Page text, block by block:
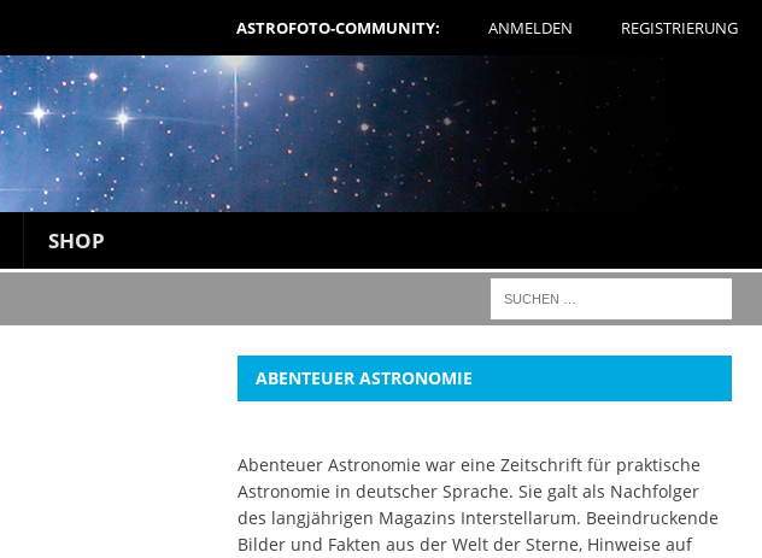
ASTROFOTO-COMMUNITY: ANMELDEN REGISTRIERUNG
SHOP
ABENTEUER ASTRONOMIE
Abenteuer Astronomie war eine Zeitschrift für praktische
Astronomie in deutscher Sprache. Sie galt als Nachfolger
des langjährigen Magazins Interstellarum. Beeindruckende
Bilder und Fakten aus der Welt der Sterne, Hinweise auf